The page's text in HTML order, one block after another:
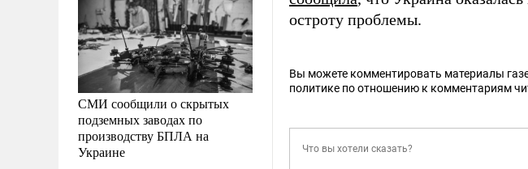
СМИ сообщили о скрытых
подземных заводах по
производству БПЛА на
Украине
остроту проблемы.
Вы можете комментировать материалы
политике по отношению к комментариям